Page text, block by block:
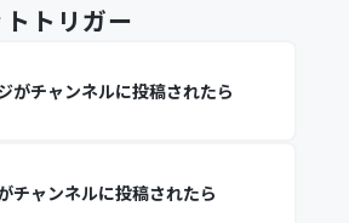
トリガー
がチャンネルに投稿されたら
チャンネルに投稿されたら